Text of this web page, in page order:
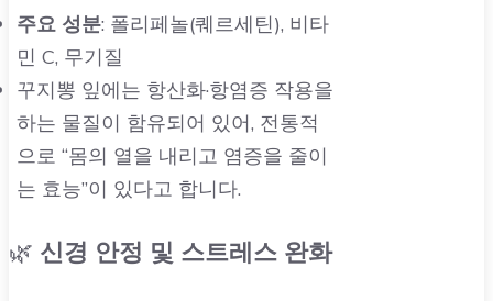
주요 성분: 폴리페놀(퀘르세틴), 비타
민 C, 무기질
꾸지뽕 잎에는 항산화·항염증 작용을
하는 물질이 함유되어 있어, 전통적
으로 “몸의 열을 내리고 염증을 줄이
는 효능”이 있다고 합니다.
🌿 신경 안정 및 스트레스 완화